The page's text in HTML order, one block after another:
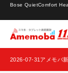
お問い合わせ
2026-07-31